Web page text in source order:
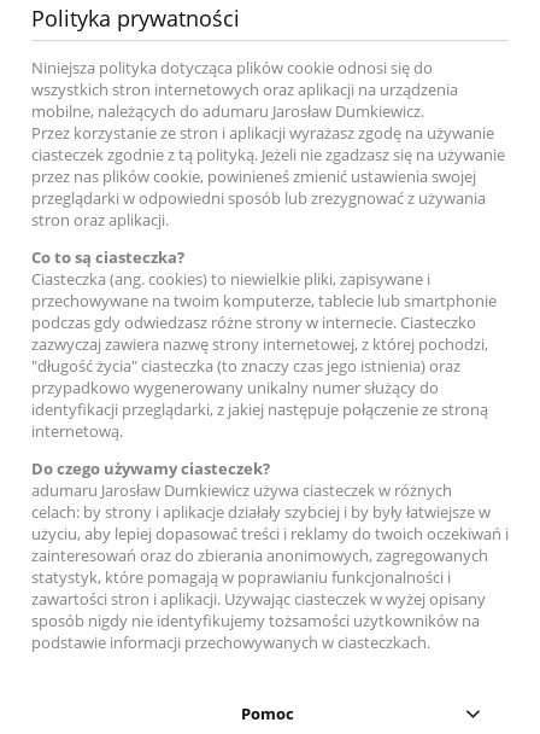
Polityka prywatności
Niniejsza polityka dotycząca plików cookie odnosi się do
wszystkich stron internetowych oraz aplikacji na urządzenia
mobilne, należących do adumaru Jarosław Dumkiewicz.
Przez korzystanie ze stron i aplikacji wyrażasz zgodę na używanie
ciasteczek zgodnie z tą polityką. Jeżeli nie zgadzasz się na używanie
przez nas plików cookie, powinieneś zmienić ustawienia swojej
przeglądarki w odpowiedni sposób lub zrezygnować z używania
stron oraz aplikacji.
Co to są ciasteczka?
Ciasteczka (ang. cookies) to niewielkie pliki, zapisywane i
przechowywane na twoim komputerze, tablecie lub smartphonie
podczas gdy odwiedzasz różne strony w internecie. Ciasteczko
zazwyczaj zawiera nazwę strony internetowej, z której pochodzi,
"długość życia" ciasteczka (to znaczy czas jego istnienia) oraz
przypadkowo wygenerowany unikalny numer służący do
identyfikacji przeglądarki, z jakiej następuje połączenie ze stroną
internetową.
Do czego używamy ciasteczek?
adumaru Jarosław Dumkiewicz używa ciasteczek w różnych
celach: by strony i aplikacje działały szybciej i by były łatwiejsze w
użyciu, aby lepiej dopasować treści i reklamy do twoich oczekiwań i
zainteresowań oraz do zbierania anonimowych, zagregowanych
statystyk, które pomagają w poprawianiu funkcjonalności i
zawartości stron i aplikacji. Używając ciasteczek w wyżej opisany
sposób nigdy nie identyfikujemy tożsamości użytkowników na
podstawie informacji przechowywanych w ciasteczkach.
Pomoc